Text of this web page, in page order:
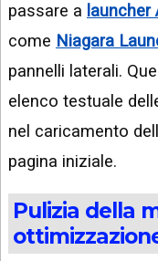
passare a
come Niagara
pannelli laterali.
elenco testuale
nel caricamento
pagina iniziale.
Pulizia della